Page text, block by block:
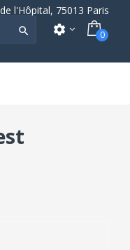
l'Hôpital, 75013 Paris
 settings 0